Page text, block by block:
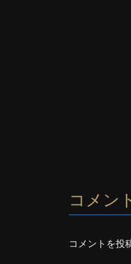
コメン
コメントを投